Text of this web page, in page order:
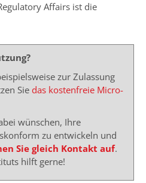
Affairs ist die
zur Zulassung
Sie das kostenfreie Micro-
wünschen, Ihre
zu entwickeln und
Sie gleich Kontakt auf.
hilft gerne!